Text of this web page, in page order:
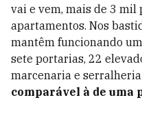
vai e vem, mais de 3 mil
apartamentos. Nos
mantêm funcionando
sete portarias, 22
marcenaria e
comparável à de uma